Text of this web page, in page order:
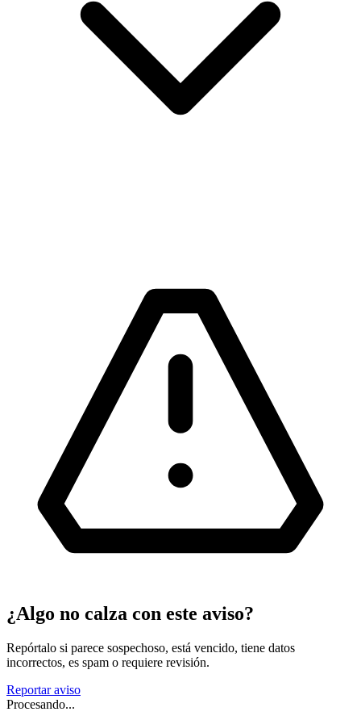
¿Algo no calza con este aviso?
Repórtalo si parece sospechoso, está vencido, tiene datos
incorrectos, es spam o requiere revisión.
Reportar aviso
Procesando...